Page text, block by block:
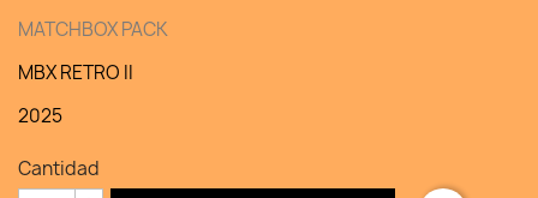
MATCHBOX PACK
MBX RETRO II
2025
Cantidad